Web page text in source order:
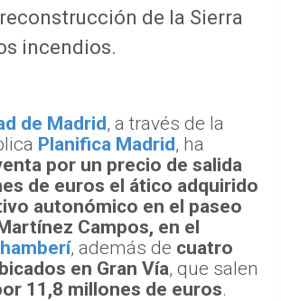
de la Sierra
incendios.
de Madrid, a través de la
Planifica Madrid, ha
por un precio de salida
de euros el ático adquirido
autonómico en el paseo
Campos, en el
, además de cuatro
en Gran Vía, que salen
11,8 millones de euros.